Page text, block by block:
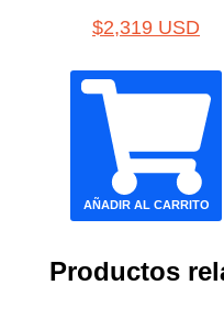
$2,319 USD
AÑADIR AL CARRITO
Productos